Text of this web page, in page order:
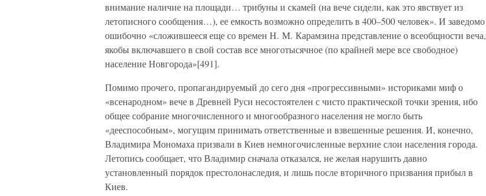
внимание наличие на площади… трибуны и скамей (на вече сидели, как это явствует из
летописного сообщения…), ее емкость возможно определить в 400–500 человек». И заведомо
ошибочно «сложившееся еще со времен Н. М. Карамзина представление о всеобщности веча,
якобы включавшего в свой состав все многотысячное (по крайней мере все свободное)
население Новгорода»[491].
Помимо прочего, пропагандируемый до сего дня «прогрессивными» историками миф о
«всенародном» вече в Древней Руси несостоятелен с чисто практической точки зрения, ибо
общее собрание многочисленного и многообразного населения не могло быть
«дееспособным», могущим принимать ответственные и взвешенные решения. И, конечно,
Владимира Мономаха призвали в Киев немногочисленные верхние слои населения города.
Летопись сообщает, что Владимир сначала отказался, не желая нарушить давно
установленный порядок престолонаследия, и лишь после вторичного призвания прибыл в
Киев.